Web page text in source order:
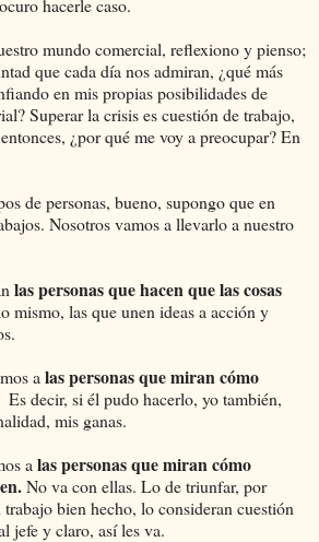
hacerle caso.
mundo comercial, reflexiono y pienso;
que cada día nos admiran, ¿qué más
en mis propias posibilidades de
Superar la crisis es cuestión de trabajo,
¿por qué me voy a preocupar? En
de personas, bueno, supongo que en
Nosotros vamos a llevarlo a nuestro
las personas que hacen que las cosas
mismo, las que unen ideas a acción y
a las personas que miran cómo
Es decir, si él pudo hacerlo, yo también,
mis ganas.
a las personas que miran cómo
No va con ellas. Lo de triunfar, por
bien hecho, lo consideran cuestión
jefe y claro, así les va.